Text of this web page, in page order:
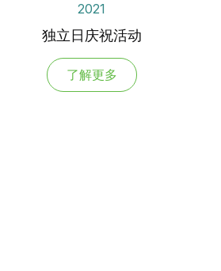
2021
独立日庆祝活动
了解更多